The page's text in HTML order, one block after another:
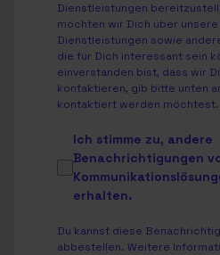
Dienstleistungen
möchten wir Dich über
Dienstleistungen sowie
die für Dich interessant sein
einverstanden bist, dass wir
kontaktieren, gib bitte unten
kontaktiert werden möchtest.
Ich stimme zu, andere
Benachrichtigungen
erhalten.
Du kannst diese
abbestellen. Weitere